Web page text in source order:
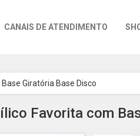
CANAIS DE ATENDIMENTO
Giratória Base Disco
Favorita com